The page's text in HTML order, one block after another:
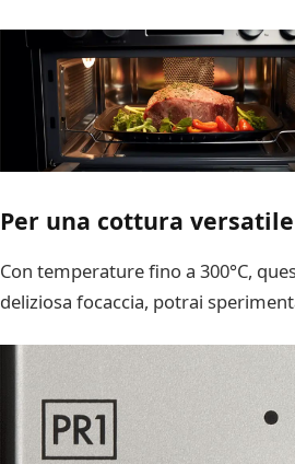
Per una cottura versatile
Con temperature fino a 300°C,
deliziosa focaccia, potrai